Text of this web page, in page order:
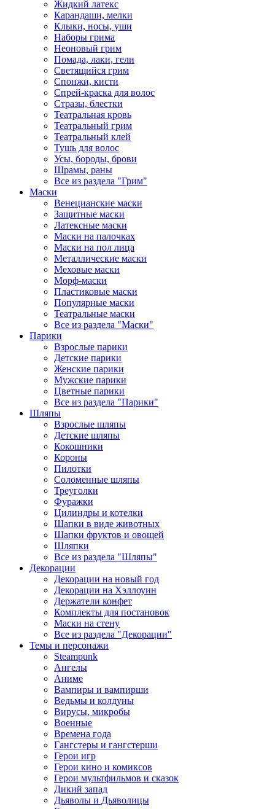
Жидкий латекс
Карандаши, мелки
Клыки, носы, уши
Наборы грима
Неоновый грим
Помада, лаки, гели
Светящийся грим
Спонжи, кисти
Спрей-краска для волос
Стразы, блестки
Театральная кровь
Театральный грим
Театральный клей
Тушь для волос
Усы, бороды, брови
Шрамы, раны
Все из раздела "Грим"
Маски
Венецианские маски
Защитные маски
Латексные маски
Маски на палочках
Маски на пол лица
Металлические маски
Меховые маски
Морф-маски
Пластиковые маски
Популярные маски
Театральные маски
Все из раздела "Маски"
Парики
Взрослые парики
Детские парики
Женские парики
Мужские парики
Цветные парики
Все из раздела "Парики"
Шляпы
Взрослые шляпы
Детские шляпы
Кокошники
Короны
Пилотки
Соломенные шляпы
Треуголки
Фуражки
Цилиндры и котелки
Шапки в виде животных
Шапки фруктов и овощей
Шляпки
Все из раздела "Шляпы"
Декорации
Декорации на новый год
Декорации на Хэллоуин
Держатели конфет
Комплекты для постановок
Маски на стену
Все из раздела "Декорации"
Темы и персонажи
Steampunk
Ангелы
Аниме
Вампиры и вампирши
Ведьмы и колдуны
Вирусы, микробы
Военные
Времена года
Гангстеры и гангстерши
Герои игр
Герои кино и комиксов
Герои мультфильмов и сказок
Дикий запад
Дьяволы и Дьяволицы